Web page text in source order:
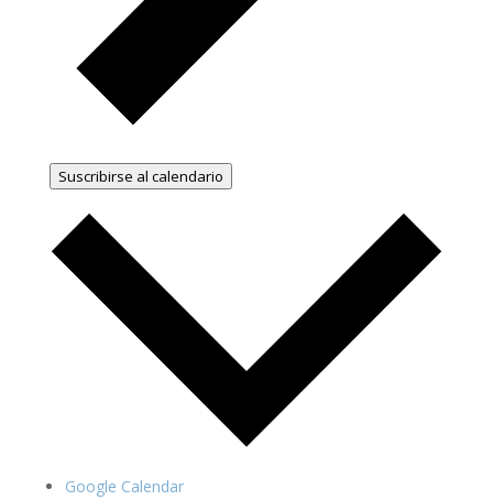
Suscribirse al calendario
Google Calendar